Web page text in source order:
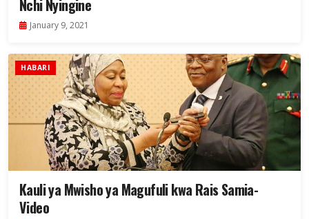
Nchi Nyingine
January 9, 2021
HABARI
Kauli ya Mwisho ya Magufuli kwa Rais Samia-
Video